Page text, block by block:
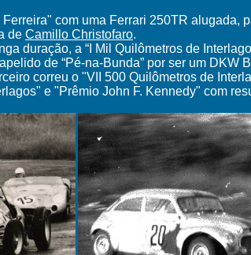
com uma Ferrari 250TR alugada,
de Camillo Christofaro.
duração, a “I Mil Quilômetros de
de “Pé-na-Bunda” por ser um DKW
correu o "VII 500 Quilômetros de
e "Prêmio John F. Kennedy" com